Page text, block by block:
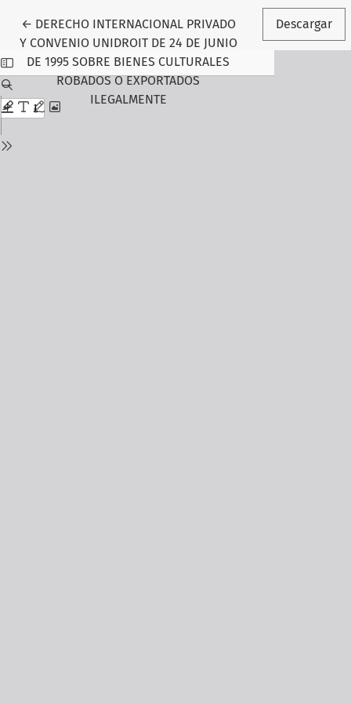
← Volver a los detalles del artículo
DERECHO INTERNACIONAL PRIVADO
Y CONVENIO UNIDROIT DE 24 DE JUNIO
DE 1995 SOBRE BIENES CULTURALES
ROBADOS O EXPORTADOS
ILEGALMENTE
Descargar